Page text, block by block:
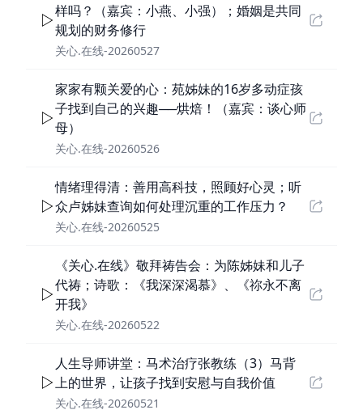
样吗？（嘉宾：小燕、小强）；婚姻是共同
规划的财务修行
关心.在线-20260527
家家有颗关爱的心：苑姊妹的16岁多动症孩
子找到自己的兴趣──烘焙！（嘉宾：谈心师
母）
关心.在线-20260526
情绪理得清：善用高科技，照顾好心灵；听
众卢姊妹查询如何处理沉重的工作压力？
关心.在线-20260525
《关心.在线》敬拜祷告会：为陈姊妹和儿子
代祷；诗歌：《我深深渴慕》、《祢永不离
开我》
关心.在线-20260522
人生导师讲堂：马术治疗张教练（3）马背
上的世界，让孩子找到安慰与自我价值
关心.在线-20260521